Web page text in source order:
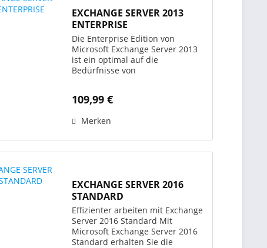
EXCHANGE SERVER 2013
ENTERPRISE
Die Enterprise Edition von
Microsoft Exchange Server 2013
ist ein optimal auf die
Bedürfnisse von
Transport-Server- und
zum Vorgänger verfügt das
109,99 €
Merken
EXCHANGE SERVER 2016
STANDARD
Effizienter arbeiten mit Exchange
Server 2016 Standard Mit
Microsoft Exchange Server 2016
Standard erhalten Sie die